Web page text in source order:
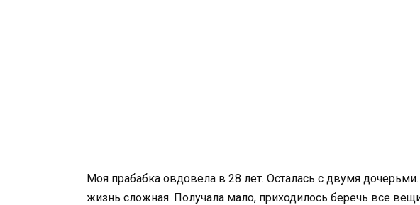
Моя прабабка овдовела в 28 лет. Осталась с двумя
жизнь сложная. Получала мало, приходилось беречь все